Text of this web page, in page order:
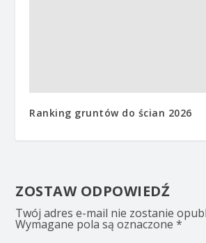
Ranking gruntów do ścian 2026
ZOSTAW ODPOWIEDŹ
Twój adres e-mail nie zostanie
Wymagane pola są oznaczone*